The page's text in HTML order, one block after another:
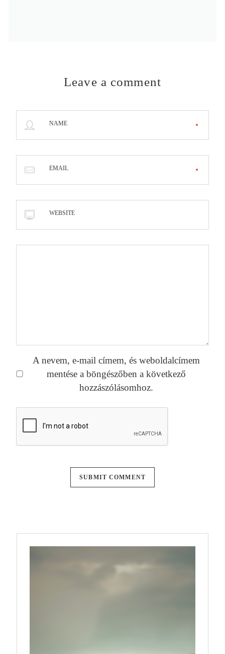
Leave a comment
NAME
EMAIL
WEBSITE
A nevem, e-mail címem, és weboldalcímem
mentése a böngészőben a következő
hozzászólásomhoz.